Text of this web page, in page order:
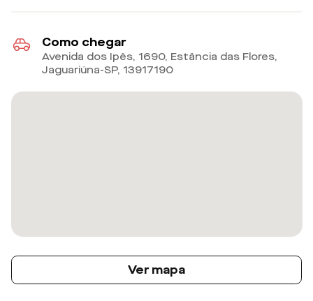
Como chegar
Avenida dos Ipês, 1690, Estância das Flores,
Jaguariúna-SP, 13917190
Ver mapa